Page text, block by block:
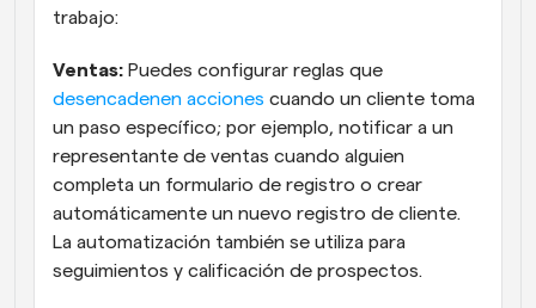
trabajo:
Ventas:
desencadenen acciones cuando un cliente toma
un paso específico; por ejemplo, notificar a un
representante de ventas cuando alguien
completa un formulario de registro o crear
automáticamente un nuevo registro de cliente.
La automatización también se utiliza para
seguimientos y calificación de prospectos.